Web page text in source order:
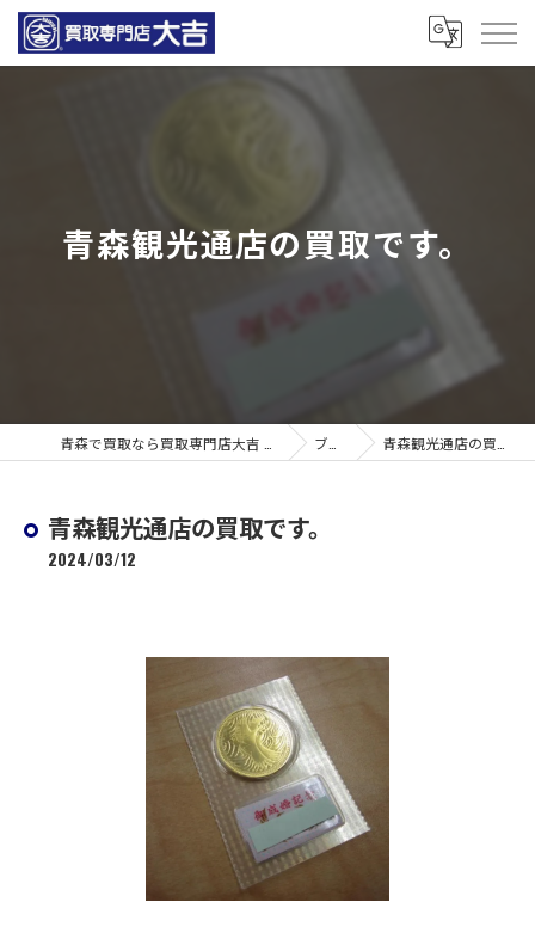
青森観光通店の買取です。
ブログ 青森観光通店の買取です。
青森観光通店の買取です。
2024/03/12